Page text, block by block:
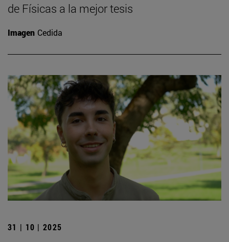
de Físicas a la mejor tesis
Imagen Cedida
31 | 10 | 2025